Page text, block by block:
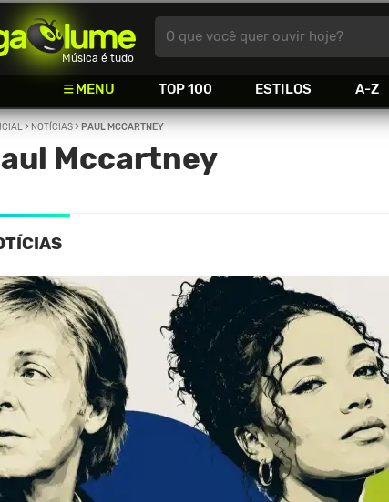
Vagalume
Música é tudo
MENU TOP 100 ESTILOS A-Z
O que você quer ouvir hoje?
> NOTÍCIAS> PAUL MCCARTNEY
Mccartney